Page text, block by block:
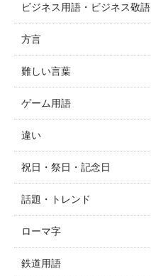
ビジネス用語・ビジネス敬語
方言
難しい言葉
ゲーム用語
違い
祝日・祭日・記念日
話題・トレンド
ローマ字
鉄道用語